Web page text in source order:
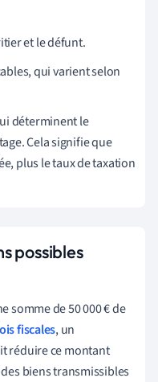
et le défunt.
qui varient selon
déterminent le
Cela signifie que
plus le taux de taxation
possibles
somme de 50 000 € de
fiscales, un
réduire ce montant
biens transmissibles